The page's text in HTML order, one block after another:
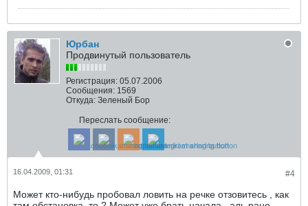
Юрбан
Продвинутый пользователь
Регистрация: 05.07.2006
Сообщения: 1569
Откуда: Зеленый Бор
Переслать сообщение:
#4
16.04.2009, 01:31
Может кто-нибудь пробовал ловить на речке отзовитесь , как